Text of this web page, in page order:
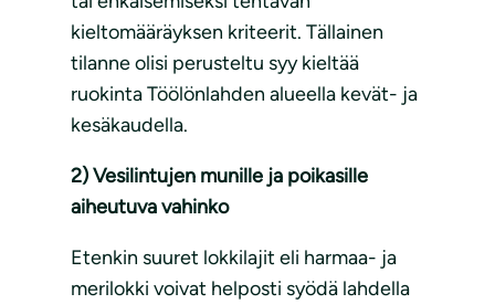
kieltomääräyksen kriteerit. Tällainen
tilanne olisi perusteltu syy kieltää
ruokinta Töölönlahden alueella kevät- ja
kesäkaudella.
2) Vesilintujen munille ja poikasille
aiheutuva vahinko
Etenkin suuret lokkilajit eli harmaa- ja
merilokki voivat helposti syödä lahdella